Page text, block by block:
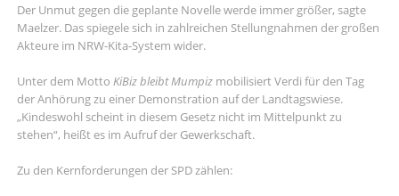
Der Unmut gegen die geplante Novelle werde immer größer, sagte
Maelzer. Das spiegele sich in zahlreichen Stellungnahmen der großen
Akteure im NRW-Kita-System wider.
Unter dem Motto KiBiz bleibt Mumpizmobilisiert Verdi für den Tag
der Anhörung zu einer Demonstration auf der Landtagswiese.
„Kindeswohl scheint in diesem Gesetz nicht im Mittelpunkt zu
stehen“, heißt es im Aufruf der Gewerkschaft.
Zu den Kernforderungen der SPD zählen: